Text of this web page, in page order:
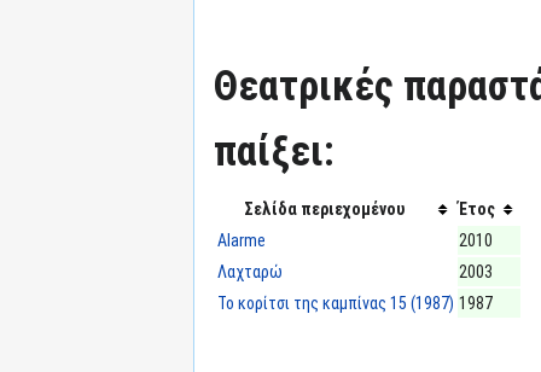
Θεατρικές
παίξει:
Σελίδα περιεχομένου
Έτος
Alarme
2010
Λαχταρώ
2003
Το κορίτσι της καμπίνας 15 (1987) 1987